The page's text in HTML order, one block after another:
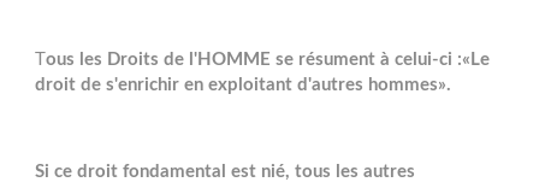
ous les Droits de l'HOMME se résument à celui-ci :«Le
droit de s'enrichir en exploitant d'autres hommes».
Si ce droit fondamental est nié, tous les autres